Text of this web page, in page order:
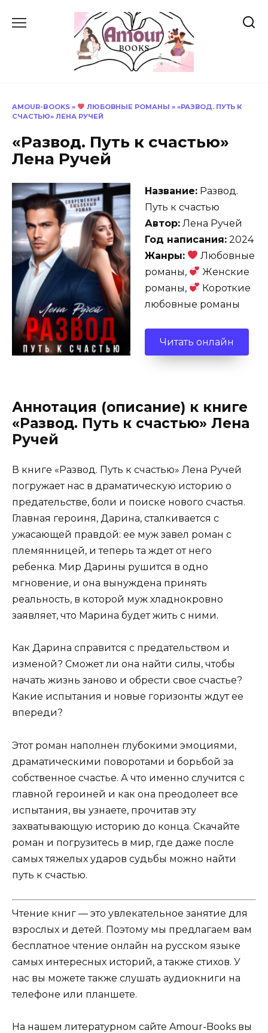
AMOUR-BOOKS » ЛЮБОВНЫЕ РОМАНЫ » «РАЗВОД. ПУТЬ К
СЧАСТЬЮ» ЛЕНА РУЧЕЙ
«Развод. Путь к счастью»
Лена Ручей
Название: Развод.
Путь к счастью
Автор: Лена Ручей
Год написания: 2024
Жанры:
Любовные
романы,
Женские
романы,
Короткие
любовные романы
Читать онлайн
Аннотация (описание) к книге
«Развод. Путь к счастью» Лена
Ручей
В книге «Развод. Путь к счастью» Лена Ручей
погружает нас в драматическую историю о
предательстве, боли и поиске нового счастья.
Главная героиня, Дарина, сталкивается с
ужасающей правдой: ее муж завел роман с
племянницей, и теперь та ждет от него
ребенка. Мир Дарины рушится в одно
мгновение, и она вынуждена принять
реальность, в которой муж хладнокровно
заявляет, что Марина будет жить с ними.
Как Дарина справится с предательством и
изменой? Сможет ли она найти силы, чтобы
начать жизнь заново и обрести свое счастье?
Какие испытания и новые горизонты ждут ее
впереди?
Этот роман наполнен глубокими эмоциями,
драматическими поворотами и борьбой за
собственное счастье. А что именно случится с
главной героиней и как она преодолеет все
испытания, вы узнаете, прочитав эту
захватывающую историю до конца. Скачайте
роман и погрузитесь в мир, где даже после
самых тяжелых ударов судьбы можно найти
путь к счастью.
Чтение книг — это увлекательное занятие для
взрослых и детей. Поэтому мы предлагаем вам
бесплатное чтение онлайн на русском языке
самых интересных историй, а также стихов. У
нас вы можете также слушать аудиокниги на
телефоне или планшете.
На нашем литературном сайте Amour-Books вы